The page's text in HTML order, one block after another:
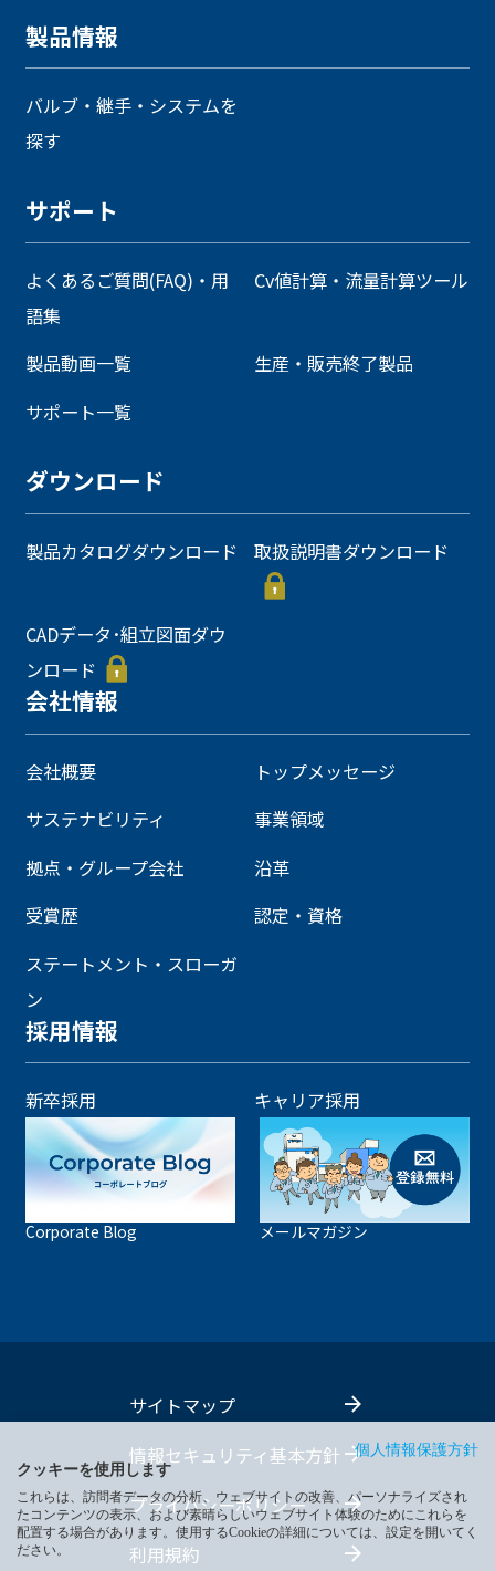
製品情報
バルブ・継手・システムを
探す
サポート
よくあるご質問(FAQ)・用
語集
Cv値計算・流量計算ツール
製品動画一覧
生産・販売終了製品
サポート一覧
ダウンロード
製品カタログダウンロード 取扱説明書ダウンロード
CADデータ･組立図面ダウ
ンロード
会社情報
会社概要
トップメッセージ
サステナビリティ
事業領域
拠点・グループ会社
沿革
受賞歴
認定・資格
ステートメント・スローガ
ン
採用情報
新卒採用 キャリア採用
Corporate Blog メールマガジン
サイトマップ
情報セキュリティ基本方針
プライバシーポリシー
利用規約
個人情報保護方針
クッキーを使用します
これらは、訪問者データの分析、ウェブサイトの改善、パーソナライズされ
たコンテンツの表示、および素晴らしいウェブサイト体験のためにこれらを
配置する場合があります。使用するCookieの詳細については、設定を開いてく
ださい。